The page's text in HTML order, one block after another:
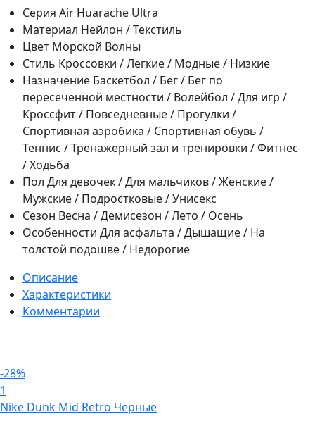
Серия Air Huarache Ultra
Материал Нейлон / Текстиль
Цвет Морской Волны
Стиль Кроссовки / Легкие / Модные / Низкие
Назначение Баскетбол / Бег / Бег по
пересеченной местности / Волейбол / Для игр /
Кроссфит / Повседневные / Прогулки /
Спортивная аэробика / Спортивная обувь /
Теннис / Тренажерный зал и тренировки / Фитнес
/ Ходьба
Пол Для девочек / Для мальчиков / Женские /
Мужские / Подростковые / Унисекс
Сезон Весна / Демисезон / Лето / Осень
Особенности Для асфальта / Дышащие / На
толстой подошве / Недорогие
Описание
Характеристики
Комментарии
-28%
1
Nike Dunk Mid Retro Черные